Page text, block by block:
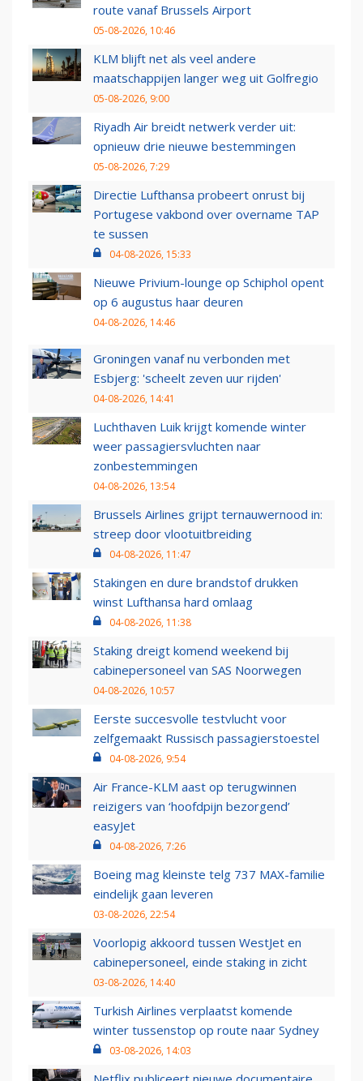
route vanaf Brussels Airport
05-08-2026, 10:46
KLM blijft net als veel andere
maatschappijen langer weg uit Golfregio
05-08-2026, 9:00
Riyadh Air breidt netwerk verder uit:
opnieuw drie nieuwe bestemmingen
05-08-2026, 7:29
Directie Lufthansa probeert onrust bij
Portugese vakbond over overname TAP
te sussen
04-08-2026, 15:33
Nieuwe Privium-lounge op Schiphol opent
op 6 augustus haar deuren
04-08-2026, 14:46
Groningen vanaf nu verbonden met
Esbjerg: 'scheelt zeven uur rijden'
04-08-2026, 14:41
Luchthaven Luik krijgt komende winter
weer passagiersvluchten naar
zonbestemmingen
04-08-2026, 13:54
Brussels Airlines grijpt ternauwernood in:
streep door vlootuitbreiding
04-08-2026, 11:47
Stakingen en dure brandstof drukken
winst Lufthansa hard omlaag
04-08-2026, 11:38
Staking dreigt komend weekend bij
cabinepersoneel van SAS Noorwegen
04-08-2026, 10:57
Eerste succesvolle testvlucht voor
zelfgemaakt Russisch passagierstoestel
04-08-2026, 9:54
Air France-KLM aast op terugwinnen
reizigers van ‘hoofdpijn bezorgend’
easyJet
04-08-2026, 7:26
Boeing mag kleinste telg 737 MAX-familie
eindelijk gaan leveren
03-08-2026, 22:54
Voorlopig akkoord tussen WestJet en
cabinepersoneel, einde staking in zicht
03-08-2026, 14:40
Turkish Airlines verplaatst komende
winter tussenstop op route naar Sydney
03-08-2026, 14:03